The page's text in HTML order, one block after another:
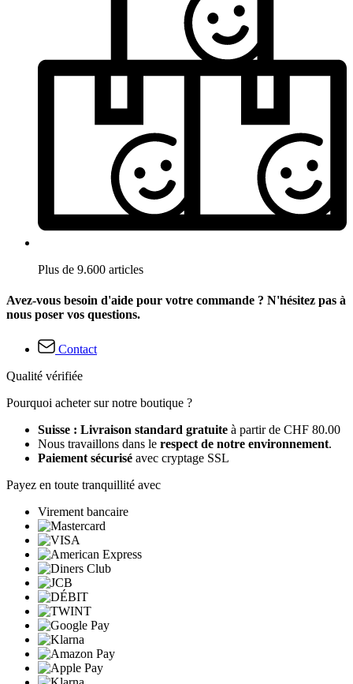
Plus de 9.600 articles
Avez-vous besoin d'aide pour votre commande ? N'hésitez pas à
nous poser vos questions.
Contact
Qualité vérifiée
Pourquoi acheter sur notre boutique ?
Suisse : Livraison standard gratuite à partir de CHF 80.00
Nous travaillons dans le respect de notre environnement.
Paiement sécurisé avec cryptage SSL
Payez en toute tranquillité avec
Virement bancaire